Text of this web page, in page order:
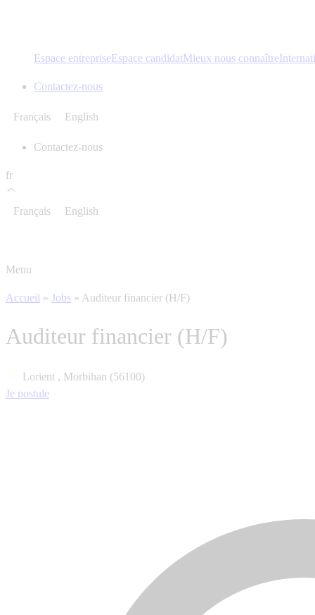
Espace entrepriseEspace candidatMieux nous connaître
Contactez-nous
Français English
Contactez-nous
fr
Français English
Menu
Accueil » Jobs » Auditeur financier (H/F)
Auditeur financier (H/F)
Lorient , Morbihan (56100)
Je postule